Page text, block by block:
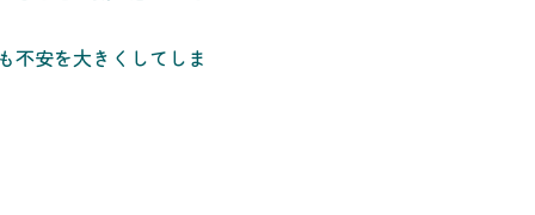
不安を大きくしてしま